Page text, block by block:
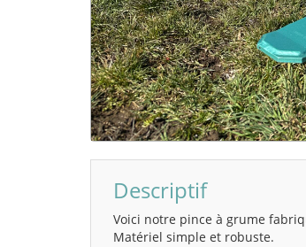
Descriptif
Voici notre pince à grume
Matériel simple et robuste.